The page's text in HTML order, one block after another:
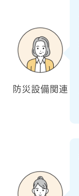
防災設備関連